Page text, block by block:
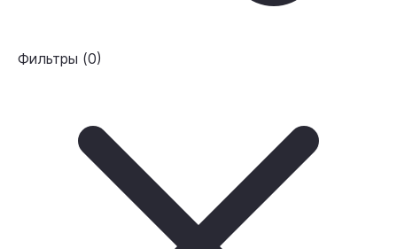
Фильтры (0)